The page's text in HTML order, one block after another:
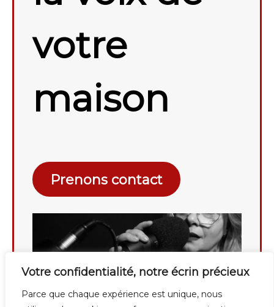
Votre confidentialité, notre écrin précieux
Parce que chaque expérience est unique, nous
votre
maison
Prenons contact